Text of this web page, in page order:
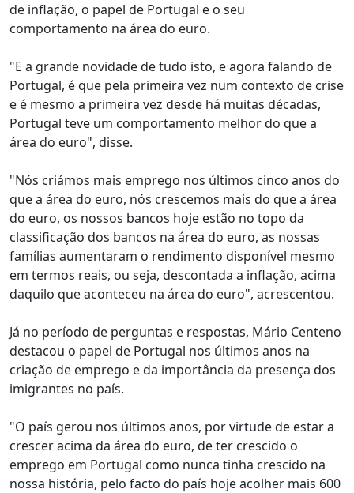
de inflação, o papel de Portugal e o seu
comportamento na área do euro.
"E a grande novidade de tudo isto, e agora falando de
Portugal, é que pela primeira vez num contexto de crise
e é mesmo a primeira vez desde há muitas décadas,
Portugal teve um comportamento melhor do que a
área do euro", disse.
"Nós criámos mais emprego nos últimos cinco anos do
que a área do euro, nós crescemos mais do que a área
do euro, os nossos bancos hoje estão no topo da
classificação dos bancos na área do euro, as nossas
famílias aumentaram o rendimento disponível mesmo
em termos reais, ou seja, descontada a inflação, acima
daquilo que aconteceu na área do euro", acrescentou.
Já no período de perguntas e respostas, Mário Centeno
destacou o papel de Portugal nos últimos anos na
criação de emprego e da importância da presença dos
imigrantes no país.
"O país gerou nos últimos anos, por virtude de estar a
crescer acima da área do euro, de ter crescido o
emprego em Portugal como nunca tinha crescido na
nossa história, pelo facto do país hoje acolher mais 600